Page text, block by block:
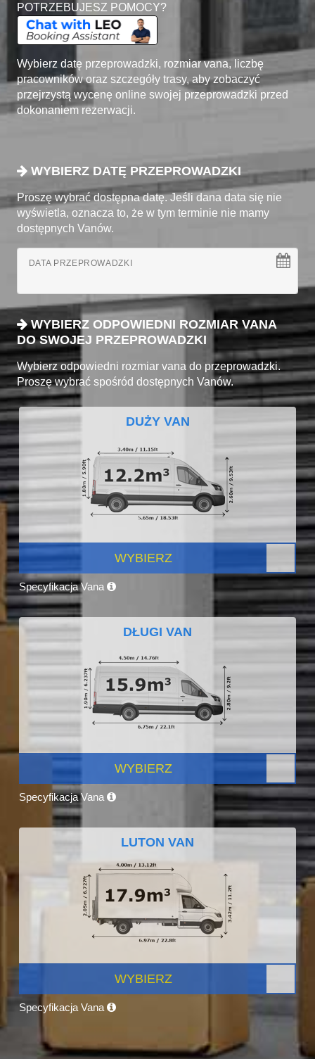
POTRZEBUJESZ POMOCY?
Wybierz datę przeprowadzki, rozmiar vana, liczbę
pracowników oraz szczegóły trasy, aby zobaczyć
przejrzystą wycenę online swojej przeprowadzki przed
dokonaniem rezerwacji.
WYBIERZ DATĘ PRZEPROWADZKI
Proszę wybrać dostępna datę. Jeśli dana data się nie
wyświetla, oznacza to, że w tym terminie nie mamy
dostępnych Vanów.
DATA PRZEPROWADZKI
WYBIERZ ODPOWIEDNI ROZMIAR VANA
DO SWOJEJ PRZEPROWADZKI
Wybierz odpowiedni rozmiar vana do przeprowadzki.
Proszę wybrać spośród dostępnych Vanów.
DUŻY VAN
WYBIERZ
Specyfikacja Vana
DŁUGI VAN
WYBIERZ
Specyfikacja Vana
LUTON VAN
WYBIERZ
Specyfikacja Vana